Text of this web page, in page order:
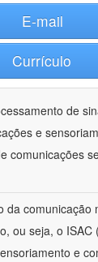
E-mail
Currículo
de
e
comunicações
da comunicação
ou seja, o ISAC
e